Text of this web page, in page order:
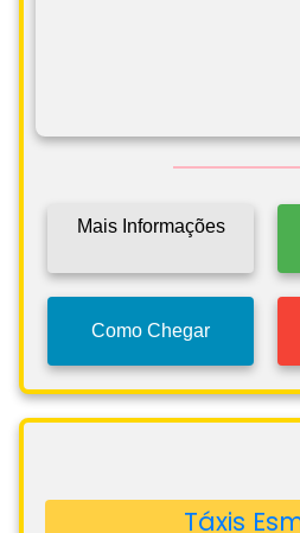
Mais Informações
Como Chegar